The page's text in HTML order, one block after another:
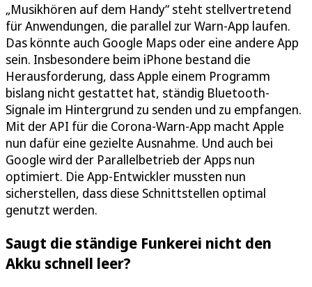
„Musikhören auf dem Handy“ steht stellvertretend
für Anwendungen, die parallel zur Warn-App laufen.
Das könnte auch Google Maps oder eine andere App
sein. Insbesondere beim iPhone bestand die
Herausforderung, dass Apple einem Programm
bislang nicht gestattet hat, ständig Bluetooth-
Signale im Hintergrund zu senden und zu empfangen.
Mit der API für die Corona-Warn-App macht Apple
nun dafür eine gezielte Ausnahme. Und auch bei
Google wird der Parallelbetrieb der Apps nun
optimiert. Die App-Entwickler mussten nun
sicherstellen, dass diese Schnittstellen optimal
genutzt werden.
Saugt die ständige Funkerei nicht den
Akku schnell leer?